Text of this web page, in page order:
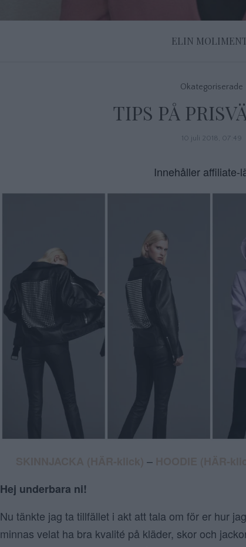
ELIN
Okategoriserade
TIPS PÅ
10 juli 2018, 07:49
Innehåller affiliate-
–
Hej underbara ni!
Nu tänkte jag ta tillfället i akt att tala om för er hur
minnas velat ha bra kvalité på kläder, skor och